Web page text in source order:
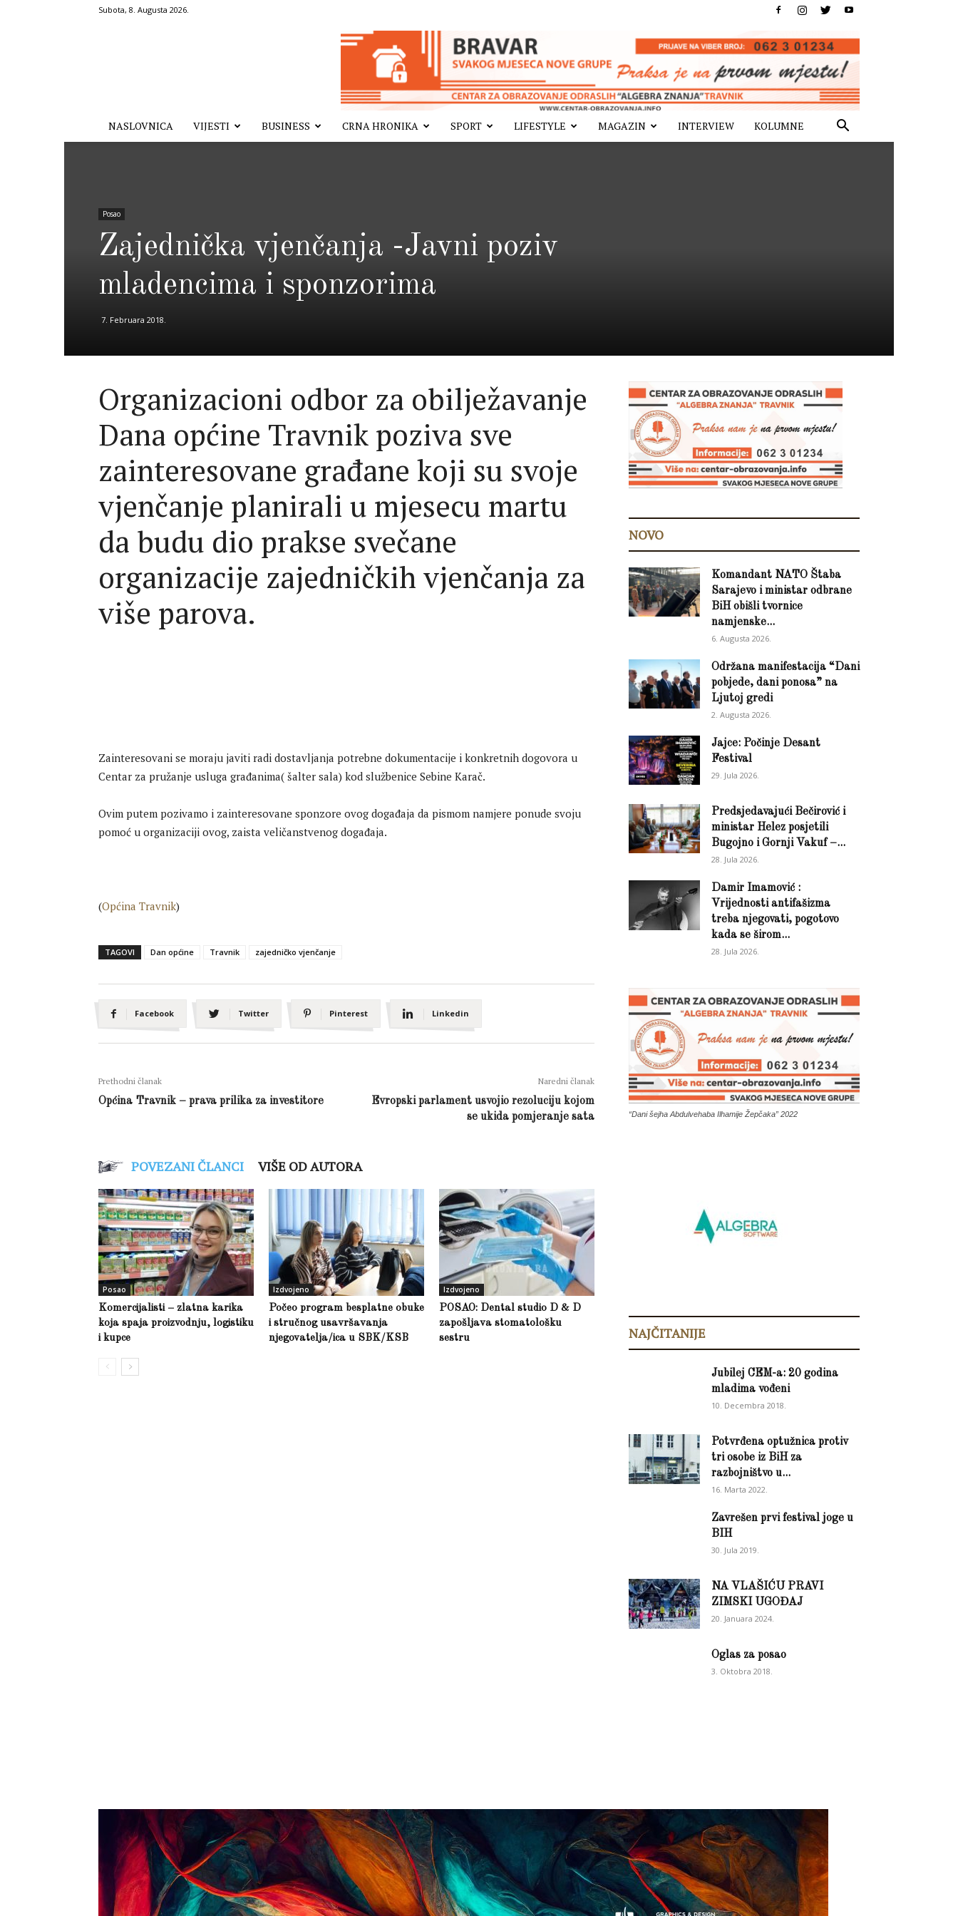
Subota, 8. Augusta 2026.
NASLOVNICA VIJESTI BUSINESS CRNA HRONIKA SPORT LIFESTYLE MAGAZIN INTERVIEW KOLUMNE
Posao
Zajednička vjenčanja -Javni poziv
mladencima i sponzorima
7. Februara 2018.
Organizacioni odbor za obilježavanje
Dana općine Travnik poziva sve
zainteresovane građane koji su svoje
vjenčanje planirali u mjesecu martu
da budu dio prakse svečane
organizacije zajedničkih vjenčanja za
više parova.
Zainteresovani se moraju javiti radi dostavljanja potrebne dokumentacije i konkretnih dogovora u
Centar za pružanje usluga građanima( šalter sala) kod službenice Sebine Karač.
Ovim putem pozivamo i zainteresovane sponzore ovog događaja da pismom namjere ponude svoju
pomoć u organizaciji ovog, zaista veličanstvenog događaja.
(Općina Travnik)
TAGOVI Dan općine Travnik zajedničko vjenčanje
Facebook Twitter Pinterest Linkedin
Prethodni članak
Općina Travnik – prava prilika za investitore
Naredni članak
Evropski parlament usvojio rezoluciju kojom
se ukida pomjeranje sata
POVEZANI ČLANCI VIŠE OD AUTORA
Posao
Komercijalisti – zlatna karika
koja spaja proizvodnju, logistiku
i kupce
Izdvojeno
Počeo program besplatne obuke
i stručnog usavršavanja
njegovatelja/ica u SBK/KSB
Izdvojeno
POSAO: Dental studio D & D
zapošljava stomatološku
sestru
NOVO
Komandant NATO Štaba
Sarajevo i ministar odbrane
BiH obišli tvornice
namjenske...
6. Augusta 2026.
Održana manifestacija “Dani
pobjede, dani ponosa” na
Ljutoj gredi
2. Augusta 2026.
Jajce: Počinje Desant
Festival
29. Jula 2026.
Predsjedavajući Bečirović i
ministar Helez posjetili
Bugojno i Gornji Vakuf –...
28. Jula 2026.
Damir Imamović :
Vrijednosti antifašizma
treba njegovati, pogotovo
kada se širom...
28. Jula 2026.
“Dani šejha Abdulvehaba Ilhamije Žepčaka” 2022
NAJČITANIJE
Jubilej CEM-a: 20 godina
mladima vođeni
10. Decembra 2018.
Potvrđena optužnica protiv
tri osobe iz BiH za
razbojništvo u...
16. Marta 2022.
Zavrešen prvi festival joge u
BIH
30. Jula 2019.
NA VLAŠIĆU PRAVI
ZIMSKI UGOĐAJ
20. Januara 2024.
Oglas za posao
3. Oktobra 2018.